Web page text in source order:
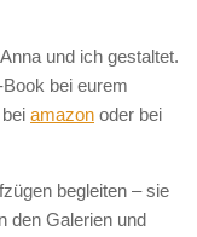
und ich gestaltet.
bei eurem
amazon oder bei
begleiten – sie
den Galerien und